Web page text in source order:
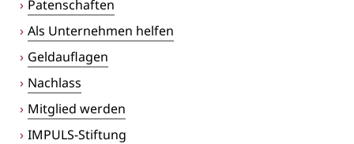
Patenschaften
Als Unternehmen helfen
Geldauflagen
Nachlass
Mitglied werden
IMPULS-Stiftung